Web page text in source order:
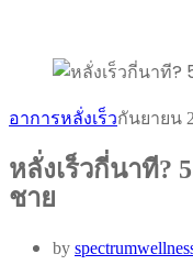
อาการหลั่งเร็วกันยายน
หลั่งเร็วกี่นาที?
ชาย
by